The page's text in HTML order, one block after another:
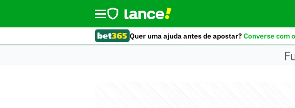
Quer uma ajuda antes de apostar?Converse com